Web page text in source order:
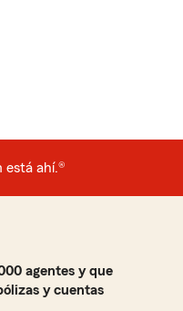
está ahí.®
agentes y que
y cuentas